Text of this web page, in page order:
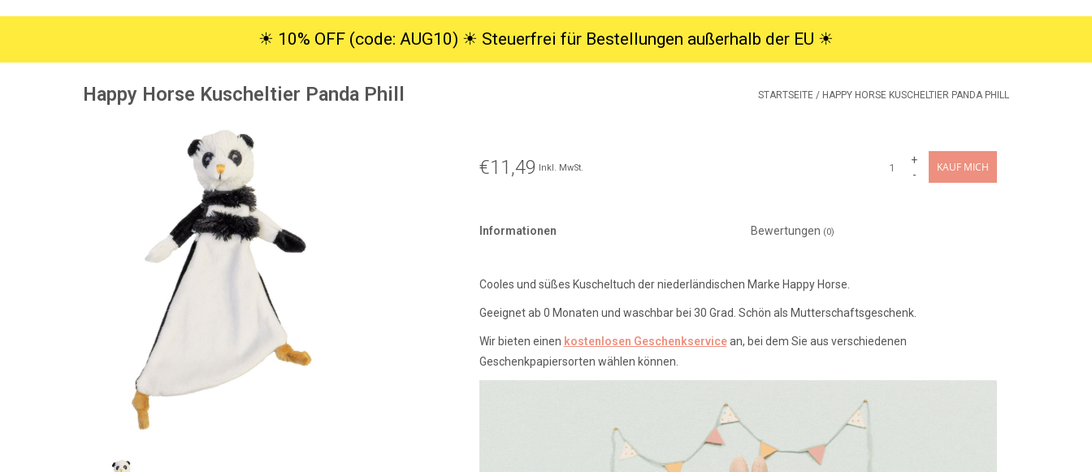
☀︎ 10% OFF (code: AUG10) ☀︎ Steuerfrei für Bestellungen außerhalb der EU ☀︎
Happy Horse Kuscheltier Panda Phill STARTSEITE / HAPPY HORSE KUSCHELTIER PANDA PHILL
€11,49 Inkl. MwSt.
+
-
KAUF MICH
Informationen Bewertungen (0)
Cooles und süßes Kuscheltuch der niederländischen Marke Happy Horse.
Geeignet ab 0 Monaten und waschbar bei 30 Grad. Schön als Mutterschaftsgeschenk.
Wir bieten einen kostenlosen Geschenkservicean, bei dem Sie aus verschiedenen
Geschenkpapiersorten wählen können.